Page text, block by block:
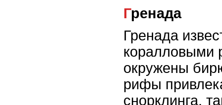
Гренада
Гренада
коралловыми
окружены
рифы
снорклинга,